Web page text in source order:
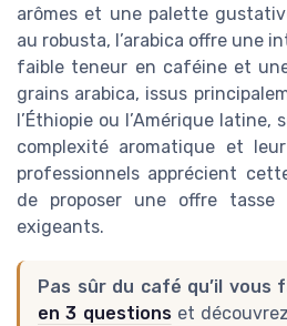
arômes et une palette
au robusta, l’arabica offre une
faible teneur en caféine et
grains arabica, issus
l’Éthiopie ou l’Amérique
complexité aromatique et
professionnels apprécient
de proposer une offre tasse
exigeants.
Pas sûr du café qu’il vous
en 3 questionset